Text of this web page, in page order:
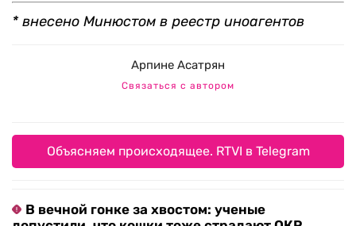
* внесено Минюстом в реестр иноагентов
Арпине Асатрян
Связаться с автором
Объясняем происходящее. RTVI в Telegram
В вечной гонке за хвостом: ученые